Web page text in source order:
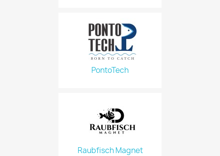
PontoTech
Raubfisch Magnet